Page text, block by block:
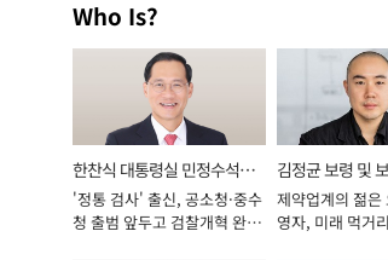
Who Is?
한찬식 대통령실 민정수석비
서관
'정통 검사' 출신, 공소청·중수
청 출범 앞두고 검찰개혁 완수
김정균 보령 및
표이사 사장
제약업계의 젊은
영자, 미래 먹거